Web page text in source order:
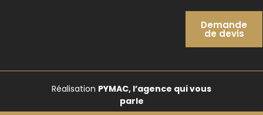
Demande
de devis
Réalisation PYMAC, l’agence qui vous
parle